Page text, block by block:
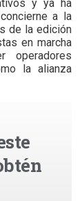
y ya ha
a la
de la edición
en marcha
operadores
la alianza